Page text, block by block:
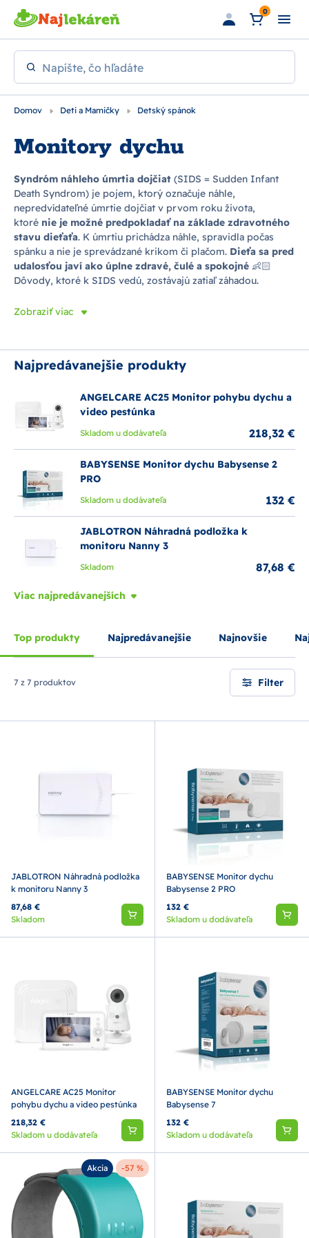
Preskočiť na hlavný obsah 0
Napíšte, čo hľadáte
Domov Deti a Mamičky Detský spánok
Monitory dychu
Syndróm náhleho úmrtia dojčiat (SIDS = Sudden Infant
Death Syndrom) je pojem, ktorý označuje náhle,
nepredvídateľné úmrtie dojčiat v prvom roku života,
ktoré nie je možné predpokladať na základe zdravotného
stavu dieťaťa. K úmrtiu prichádza náhle, spravidla počas
spánku a nie je sprevádzané krikom či plačom. Dieťa sa pred
udalosťou javí ako úplne zdravé, čulé a spokojné 👶🏻
Dôvody, ktoré k SIDS vedú, zostávajú zatiaľ záhadou.
Zobraziť viac
Najpredávanejšie produkty
ANGELCARE AC25 Monitor pohybu dychu a
video pestúnka
Skladom u dodávateľa 218,32 €
BABYSENSE Monitor dychu Babysense 2
PRO
Skladom u dodávateľa 132 €
JABLOTRON Náhradná podložka k
monitoru Nanny 3
Skladom 87,68 €
Viac najpredávanejších
Top produkty Najpredávanejšie Najnovšie
7 z 7 produktov Filter
JABLOTRON Náhradná podložka
k monitoru Nanny 3
87,68 €
Skladom
BABYSENSE Monitor dychu
Babysense 2 PRO
132 €
Skladom u dodávateľa
ANGELCARE AC25 Monitor
pohybu dychu a video pestúnka
218,32 €
Skladom u dodávateľa
BABYSENSE Monitor dychu
Babysense 7
132 €
Skladom u dodávateľa
Akcia -57 %